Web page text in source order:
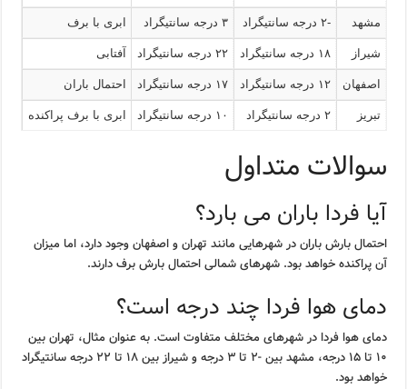
مشهد -۲ درجه سانتیگراد ۳ درجه سانتیگراد ابری با برف
شیراز ۱۸ درجه سانتیگراد ۲۲ درجه سانتیگراد آفتابی
اصفهان ۱۲ درجه سانتیگراد ۱۷ درجه سانتیگراد احتمال باران
تبریز ۲ درجه سانتیگراد ۱۰ درجه سانتیگراد ابری با برف پراکنده
سوالات متداول
آیا فردا باران می بارد؟
احتمال بارش باران در شهرهایی مانند تهران و اصفهان وجود دارد، اما میزان
آن پراکنده خواهد بود. شهرهای شمالی احتمال بارش برف دارند.
دمای هوا فردا چند درجه است؟
دمای هوا فردا در شهرهای مختلف متفاوت است. به عنوان مثال، تهران بین
۱۰ تا ۱۵ درجه، مشهد بین -۲ تا ۳ درجه و شیراز بین ۱۸ تا ۲۲ درجه سانتیگراد
خواهد بود.